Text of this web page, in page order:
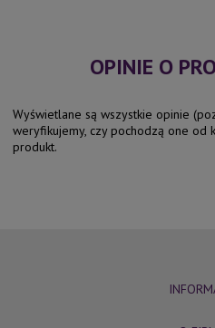
OPINIE O
Wyświetlane są wszystkie opinie
weryfikujemy, czy pochodzą one od
produkt.